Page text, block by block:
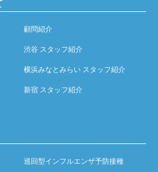
顧問紹介
渋谷 スタッフ紹介
横浜みなとみらい スタッフ紹介
新宿 スタッフ紹介
巡回型インフルエンザ予防接種